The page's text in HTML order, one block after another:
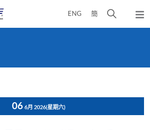
ENG 簡
開
彈
出
06 6月 2026(星期六)